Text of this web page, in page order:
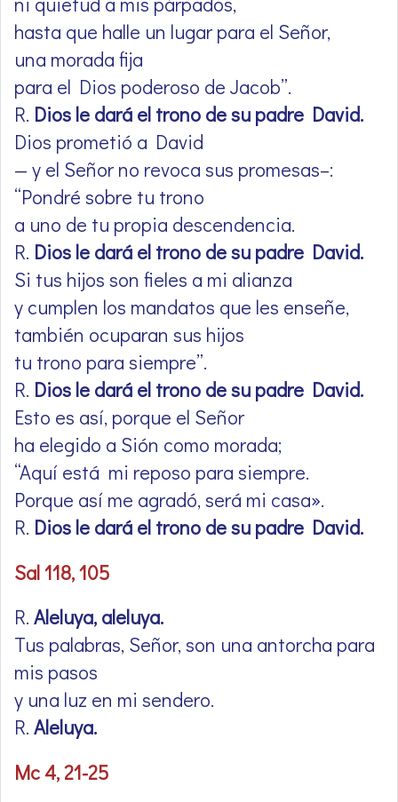
hasta que halle un lugar para el Señor,
una morada fija
para el Dios poderoso de Jacob”.
R. Dios le dará el trono de su padre David.
Dios prometió a David
— y el Señor no revoca sus promesas–:
“Pondré sobre tu trono
a uno de tu propia descendencia.
R. Dios le dará el trono de su padre David.
Si tus hijos son fieles a mi alianza
y cumplen los mandatos que les enseñe,
también ocuparan sus hijos
tu trono para siempre”.
R. Dios le dará el trono de su padre David.
Esto es así, porque el Señor
ha elegido a Sión como morada;
“Aquí está mi reposo para siempre.
Porque así me agradó, será mi casa».
R. Dios le dará el trono de su padre David.
Sal 118, 105
R. Aleluya, aleluya.
Tus palabras, Señor, son una antorcha para
mis pasos
y una luz en mi sendero.
R. Aleluya.
Mc 4, 21-25